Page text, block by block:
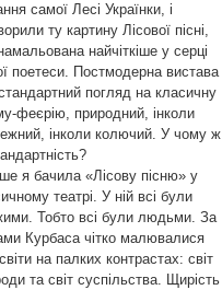
самої Лесі Українки, і
ту картину Лісової пісні,
найчіткіше у серці
поетеси. Постмодерна вистава
погляд на класичну
феєрію, природний, інколи
інколи колючий. У чому ж
я бачила «Лісову пісню» у
театрі. У ній всі були
Тобто всі були людьми. За
Курбаса чітко малювалися
на палких контрастах: світ
та світ суспільства. Щирість